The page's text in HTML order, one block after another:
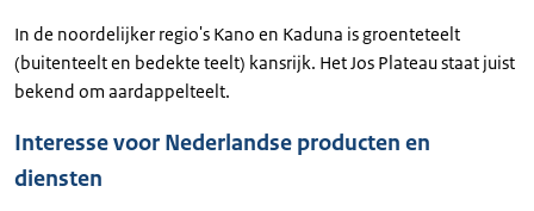
In de noordelijker regio's Kano en Kaduna is groenteteelt
(buitenteelt en bedekte teelt) kansrijk. Het Jos Plateau staat juist
bekend om aardappelteelt.
Interesse voor Nederlandse producten en
diensten